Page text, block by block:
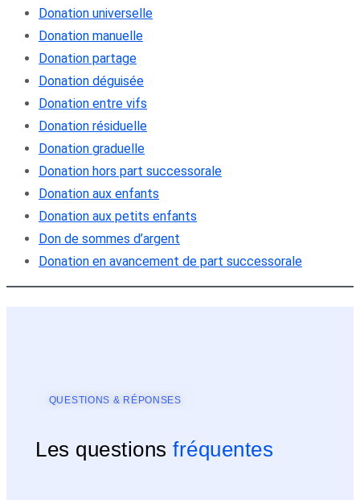
Donation universelle
Donation manuelle
Donation partage
Donation déguisée
Donation entre vifs
Donation résiduelle
Donation graduelle
Donation hors part successorale
Donation aux enfants
Donation aux petits enfants
Don de sommes d’argent
Donation en avancement de part successorale
QUESTIONS & RÉPONSES
Les questions fréquentes